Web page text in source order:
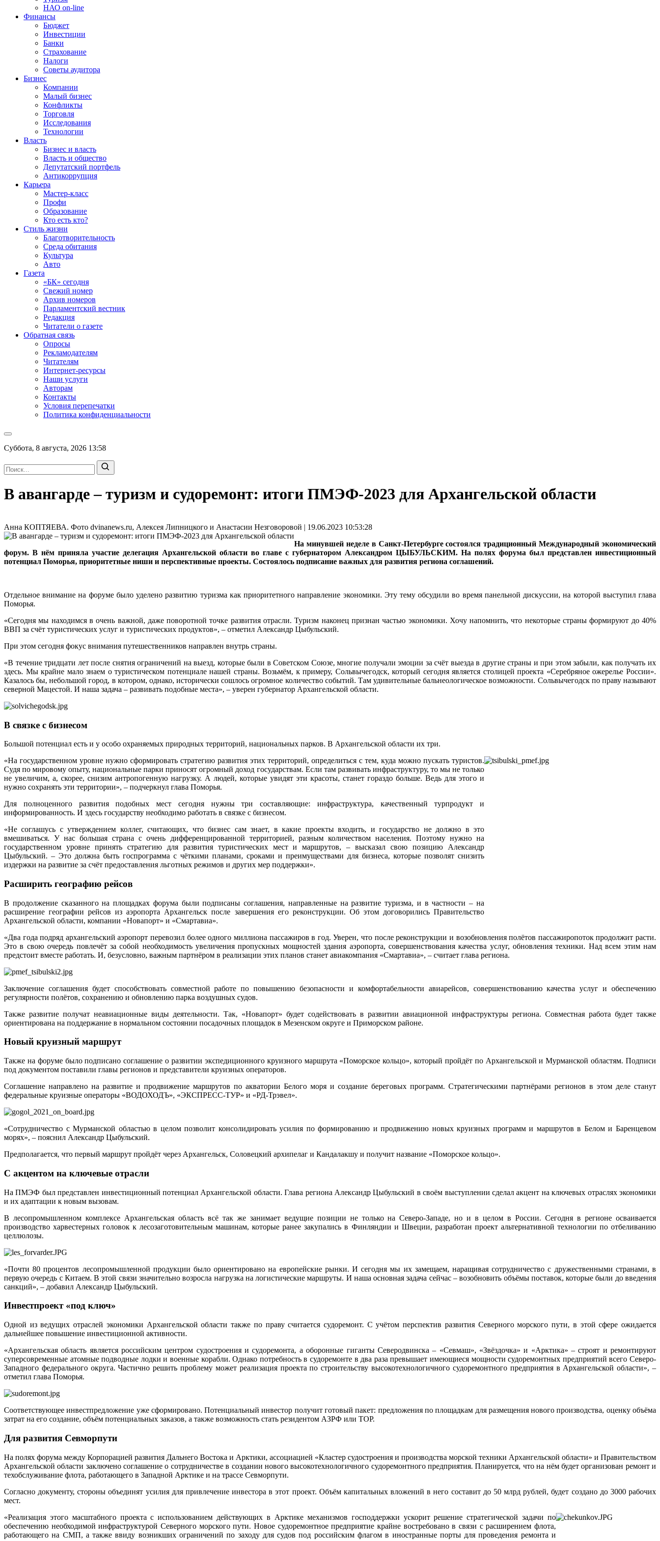
НАО on-line
Финансы
Бюджет
Инвестиции
Банки
Страхование
Налоги
Советы аудитора
Бизнес
Компании
Малый бизнес
Конфликты
Торговля
Исследования
Технологии
Власть
Бизнес и власть
Власть и общество
Депутатский портфель
Антикоррупция
Карьера
Мастер-класс
Профи
Образование
Кто есть кто?
Стиль жизни
Благотворительность
Среда обитания
Культура
Авто
Газета
«БК» сегодня
Свежий номер
Архив номеров
Парламентский вестник
Редакция
Читатели о газете
Обратная связь
Опросы
Рекламодателям
Читателям
Интернет-ресурсы
Наши услуги
Авторам
Контакты
Условия перепечатки
Политика конфиденциальности
Суббота, 8 августа, 2026 13:58
В авангарде – туризм и судоремонт: итоги ПМЭФ‑2023 для Архангельской области
Анна КОПТЯЕВА. Фото dvinanews.ru, Алексея Липницкого и Анастасии Незговоровой | 19.06.2023 10:53:28
На минувшей неделе в Санкт-Петербурге состоялся традиционный Международный экономический
форум. В нём приняла участие делегация Архангельской области во главе с губернатором Александром ЦЫБУЛЬСКИМ. На полях форума был представлен инвестиционный
потенциал Поморья, приоритетные ниши и перспективные проекты. Состоялось подписание важных для развития региона соглашений.
Отдельное внимание на форуме было уделено развитию туризма как приоритетного направление экономики. Эту тему обсудили во время панельной дискуссии, на которой выступил глава
Поморья.
«Сегодня мы находимся в очень важной, даже поворотной точке развития отрасли. Туризм наконец признан частью экономики. Хочу напомнить, что некоторые страны формируют до 40%
ВВП за счёт туристических услуг и туристических продуктов», – отметил Александр Цыбульский.
При этом сегодня фокус внимания путешественников направлен внутрь страны.
«В течение тридцати лет после снятия ограничений на выезд, которые были в Советском Союзе, многие получали эмоции за счёт выезда в другие страны и при этом забыли, как получать их
здесь. Мы крайне мало знаем о туристическом потенциале нашей страны. Возьмём, к примеру, Сольвычегодск, который сегодня является столицей проекта «Серебряное ожерелье России».
Казалось бы, небольшой город, в котором, однако, исторически сошлось огромное количество событий. Там удивительные бальнеологическое возможности. Сольвычегодск по праву называют
северной Мацестой. И наша задача – развивать подобные места», – уверен губернатор Архангельской области.
В связке с бизнесом
Большой потенциал есть и у особо охраняемых природных территорий, национальных парков. В Архангельской области их три.
«На государственном уровне нужно сформировать стратегию развития этих территорий, определиться с тем, куда можно пускать туристов.
Судя по мировому опыту, национальные парки приносят огромный доход государствам. Если там развивать инфраструктуру, то мы не только
не увеличим, а, скорее, снизим антропогенную нагрузку. А людей, которые увидят эти красоты, станет гораздо больше. Ведь для этого и
нужно сохранять эти территории», – подчеркнул глава Поморья.
Для полноценного развития подобных мест сегодня нужны три составляющие: инфраструктура, качественный турпродукт и
информированность. И здесь государству необходимо работать в связке с бизнесом.
«Не соглашусь с утверждением коллег, считающих, что бизнес сам знает, в какие проекты входить, и государство не должно в это
вмешиваться. У нас большая страна с очень дифференцированной территорией, разным количеством населения. Поэтому нужно на
государственном уровне принять стратегию для развития туристических мест и маршрутов, – высказал свою позицию Александр
Цыбульский. – Это должна быть гос­программа с чёткими планами, сроками и преимуществами для бизнеса, которые позволят снизить
издержки на развитие за счёт предоставления льготных режимов и других мер поддержки».
Расширить географию рейсов
В продолжение сказанного на площадках форума были подписаны соглашения, направленные на развитие туризма, и в частности – на
расширение географии рейсов из аэропорта Архангельск после завершения его реконструкции. Об этом договорились Правительство
Архангельской области, компании «Новапорт» и «Смартавиа».
«Два года подряд архангельский аэропорт перевозил более одного миллиона пассажиров в год. Уверен, что после реконструкции и возобновления полётов пассажиропоток продолжит расти.
Это в свою очередь повлечёт за собой необходимость увеличения пропускных мощностей здания аэропорта, совершенствования качества услуг, обновления техники. Над всем этим нам
предстоит вместе работать. И, безусловно, важным партнёром в реализации этих планов станет авиакомпания «Смартавиа», – считает глава региона.
Заключение соглашения будет способствовать совместной работе по повышению безопасности и комфортабельности авиарейсов, совершенствованию качества услуг и обеспечению
регулярности полётов, сохранению и обновлению парка воздушных судов.
Также развитие получат неавиационные виды деятельности. Так, «Новапорт» будет содействовать в развитии авиационной инфраструктуры региона. Совместная работа будет также
ориентирована на поддержание в нормальном состоянии посадочных площадок в Мезенском округе и Приморском районе.
Новый круизный маршрут
Также на форуме было подписано соглашение о развитии экспедиционного круизного маршрута «Поморское кольцо», который пройдёт по Архангельской и Мурманской областям. Подписи
под документом поставили главы регионов и представители круизных операторов.
Соглашение направлено на развитие и продвижение маршрутов по акватории Белого моря и создание береговых программ. Стратегическими партнёрами регионов в этом деле станут
федеральные круизные операторы «ВОДОХОДЪ», «ЭКСПРЕСС-ТУР» и «РД-Трэвел».
«Сотрудничество с Мурманской областью в целом позволит консолидировать усилия по формированию и продвижению новых круизных программ и маршрутов в Белом и Баренцевом
морях», – пояснил Александр Цыбульский.
Предполагается, что первый маршрут пройдёт через Архангельск, Соловецкий архипелаг и Кандалакшу и получит название «Поморское кольцо».
С акцентом на ключевые отрасли
На ПМЭФ был представлен инвестиционный потенциал Архангельской области. Глава региона Александр Цыбульский в своём выступлении сделал акцент на ключевых отраслях экономики
и их адаптации к новым вызовам.
В лесопромышленном комплексе Архангельская область всё так же занимает ведущие позиции не только на Северо-Западе, но и в целом в России. Сегодня в регионе осваивается
производство харвестерных головок к лесозаготовительным машинам, которые ранее закупались в Финляндии и Швеции, разработан проект альтернативной технологии по отбеливанию
целлюлозы.
«Почти 80 процентов лесопромышленной продукции было ориентировано на европейские рынки. И сегодня мы их замещаем, наращивая сотрудничество с дружественными странами, в
первую очередь с Китаем. В этой связи значительно возросла нагрузка на логистические маршруты. И наша основная задача сейчас – возобновить объёмы поставок, которые были до введения
санкций», – добавил Александр Цыбульский.
Инвестпроект «под ключ»
Одной из ведущих отраслей экономики Архангельской области также по праву считается судоремонт. С учётом перспектив развития Северного морского пути, в этой сфере ожидается
дальнейшее повышение инвестиционной активности.
«Архангельская область является российским центром судостроения и судоремонта, а оборонные гиганты Северодвинска – «Севмаш», «Звёздочка» и «Арктика» – строят и ремонтируют
суперсовременные атомные подводные лодки и военные корабли. Однако потребность в судоремонте в два раза превышает имеющиеся мощности судоремонтных предприятий всего Северо-
Западного федерального округа. Частично решить проблему может реализация проекта по строительству высокотехнологичного судоремонтного предприятия в Архангельской области», –
отметил глава Поморья.
Соответствующее инвестпредложение уже сформировано. Потенциальный инвестор получит готовый пакет: предложения по площадкам для размещения нового производства, оценку объёма
затрат на его создание, объём потенциальных заказов, а также возможность стать резидентом АЗРФ или ТОР.
Для развития Севморпути
На полях форума между Корпорацией развития Дальнего Востока и Арктики, ассоциацией «Кластер судостроения и производства морской техники Архангельской области» и Правительством
Архангельской области заключено соглашение о сотрудничестве в создании нового высокотехнологичного судоремонтного предприятия. Планируется, что на нём будет организован ремонт и
тех­обслуживание флота, работающего в Западной Арктике и на трассе Севморпути.
Согласно документу, стороны объединят усилия для привлечение инвестора в этот проект. Объём капитальных вложений в него составит до 50 млрд руб­лей, будет создано до 3000 рабочих
мест.
«Реализация этого масштабного проекта с использованием действующих в Арктике механизмов господдержки ускорит решение стратегической задачи по
обеспечению необходимой инфраструктурой Северного морского пути. Новое судоремонтное предприятие крайне востребовано в связи с расширением флота,
работающего на СМП, а также ввиду возникших ограничений по заходу для судов под российским флагом в иностранные порты для проведения ремонта и